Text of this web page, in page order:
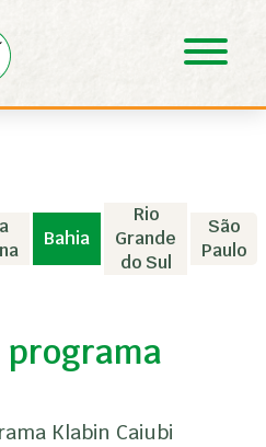
Bahia
Rio
Grande
do Sul
São
Paulo
programa
Klabin Caiubi